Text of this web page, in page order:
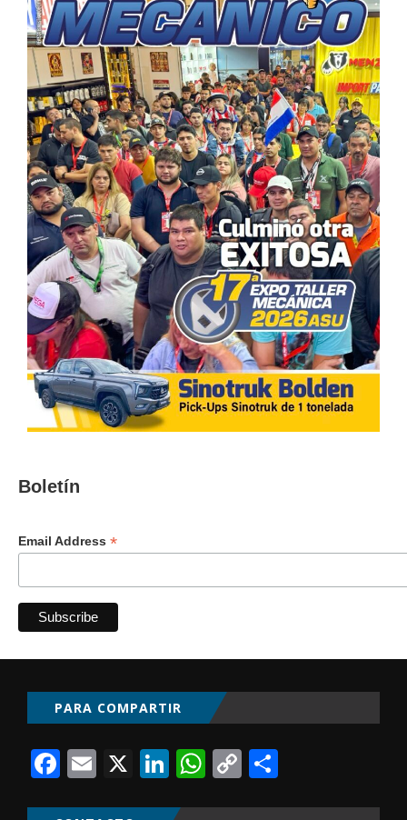
Boletín
Email Address *
PARA COMPARTIR
Facebook
Email
X LinkedIn
WhatsApp
Copy
Link